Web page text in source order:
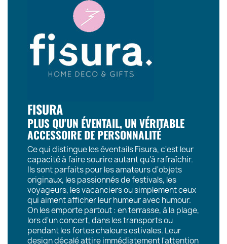
FISURA
PLUS QU'UN ÉVENTAIL, UN VÉRITABLE
ACCESSOIRE DE PERSONNALITÉ
Ce qui distingue les éventails Fisura, c'est leur
capacité à faire sourire autant qu'à rafraîchir.
Ils sont parfaits pour les amateurs d'objets
originaux, les passionnés de festivals, les
voyageurs, les vacanciers ou simplement ceux
qui aiment afficher leur humeur avec humour.
On les emporte partout : en terrasse, à la plage,
lors d'un concert, dans les transports ou
pendant les fortes chaleurs estivales. Leur
design décalé attire immédiatement l'attention